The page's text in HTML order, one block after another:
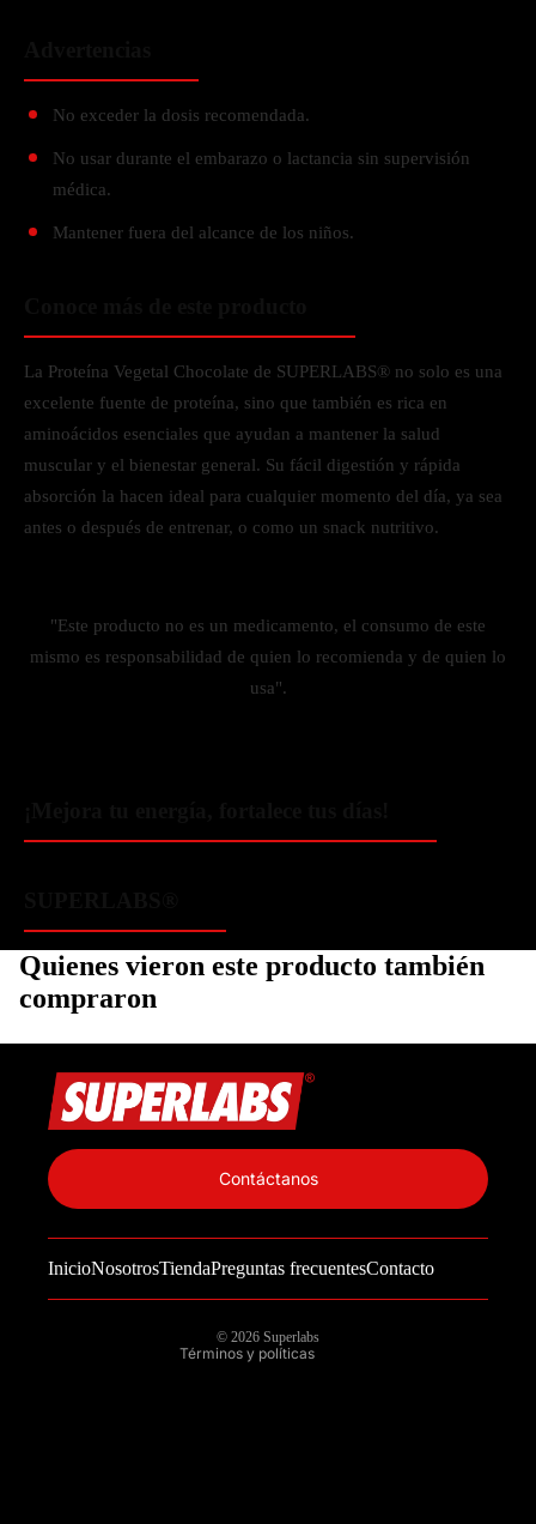
No exceder la dosis recomendada.
No usar durante el embarazo o lactancia sin supervisión
médica.
Mantener fuera del alcance de los niños.
La Proteína Vegetal Chocolate de SUPERLABS® no solo es una
excelente fuente de proteína, sino que también es rica en
aminoácidos esenciales que ayudan a mantener la salud
muscular y el bienestar general. Su fácil digestión y rápida
absorción la hacen ideal para cualquier momento del día, ya sea
antes o después de entrenar, o como un snack nutritivo.
"Este producto no es un medicamento, el consumo de este
mismo es responsabilidad de quien lo recomienda y de quien lo
usa".
Quienes vieron este producto también
compraron
InicioNosotrosTiendaPreguntas frecuentesContacto
Contáctanos
© 2026 Superlabs
Términos y políticas
Información de contacto
Política de reembolso
Términos del servicio
Política de envío